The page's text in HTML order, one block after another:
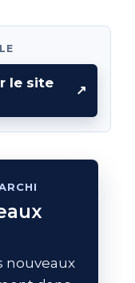
le site
↗
nouveaux